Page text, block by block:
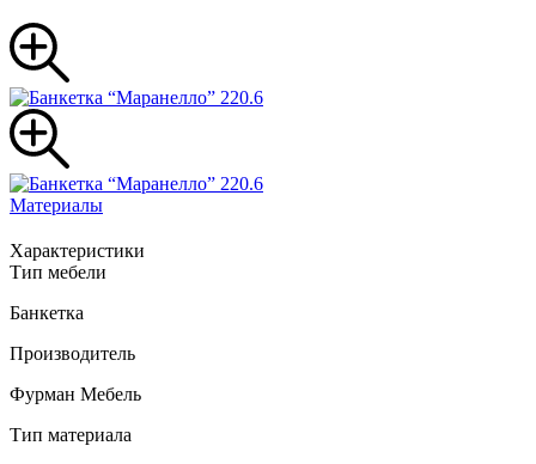
Материалы
Характеристики
Тип мебели
Банкетка
Производитель
Фурман Мебель
Тип материала